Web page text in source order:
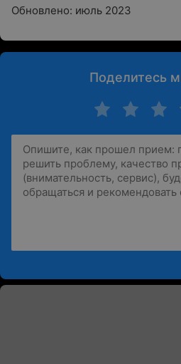
Обновлено: июль 2023
Поделитесь